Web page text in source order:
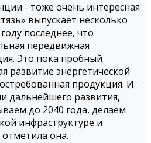
- тоже очень интересная
выпускает несколько
последнее, что
передвижная
Это пока пробный
развитие энергетической
продукция. И
дальнейшего развития,
до 2040 года, делаем
инфраструктуре и
она.